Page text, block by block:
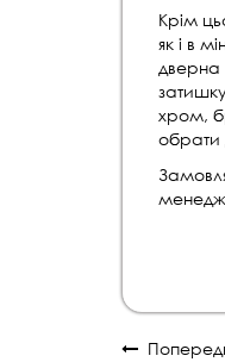
Крім
як і в
дверна
хром,
обрати